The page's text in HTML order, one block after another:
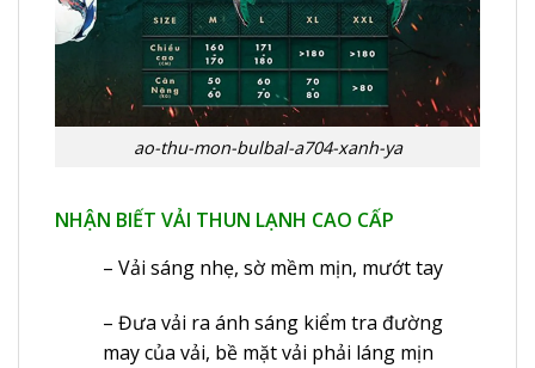
ao-thu-mon-bulbal-a704-xanh-ya
NHẬN BIẾT VẢI THUN LẠNH CAO CẤP
– Vải sáng nhẹ, sờ mềm mịn, mướt tay
– Đưa vải ra ánh sáng kiểm tra đường
may của vải, bề mặt vải phải láng mịn